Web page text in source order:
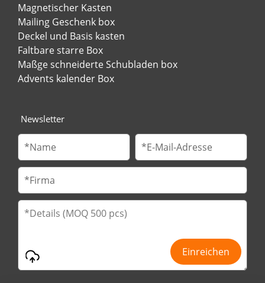
Magnetischer Kasten
Mailing Geschenk box
Deckel und Basis kasten
Faltbare starre Box
Maßge schneiderte Schubladen box
Advents kalender Box
Newsletter